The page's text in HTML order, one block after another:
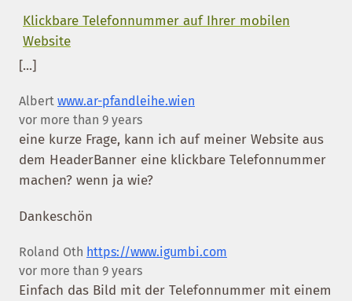
Klickbare Telefonnummer auf Ihrer mobilen
Website
[...]
Albert www.ar-pfandleihe.wien
vor more than 9 years
eine kurze Frage, kann ich auf meiner Website aus
dem HeaderBanner eine klickbare Telefonnummer
machen? wenn ja wie?
Dankeschön
Roland Oth https://www.igumbi.com
vor more than 9 years
Einfach das Bild mit der Telefonnummer mit einem